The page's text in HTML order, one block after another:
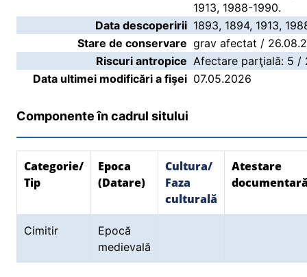
1913, 1988-1990.
Data descoperirii 1893, 1894, 1913,
Stare de conservare grav afectat /
Riscuri antropice Afectare parţială: 5 /
Data ultimei modificări a fişei 07.05.2026
Componente în cadrul sitului
Categorie/
Tip
Epoca
(Datare)
Cultura/
Faza
culturală
Atestare
Cimitir
Epocă
medievală